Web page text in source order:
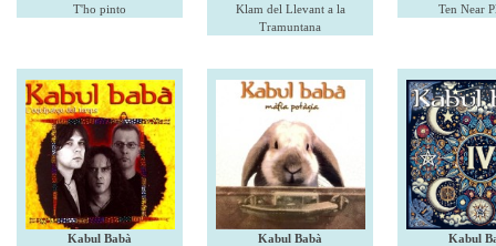
T'ho pinto
Klam del Llevant a la
Tramuntana
Ten Near
Kabul Babà
Kabul Babà
Kabul